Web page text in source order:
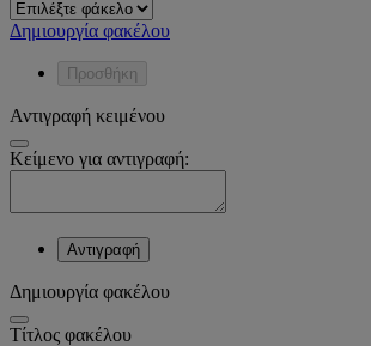
Δημιουργία φακέλου
Προσθήκη
Αντιγραφή κειμένου
Κείμενο για αντιγραφή:
Αντιγραφή
Δημιουργία φακέλου
Tίτλος φακέλου